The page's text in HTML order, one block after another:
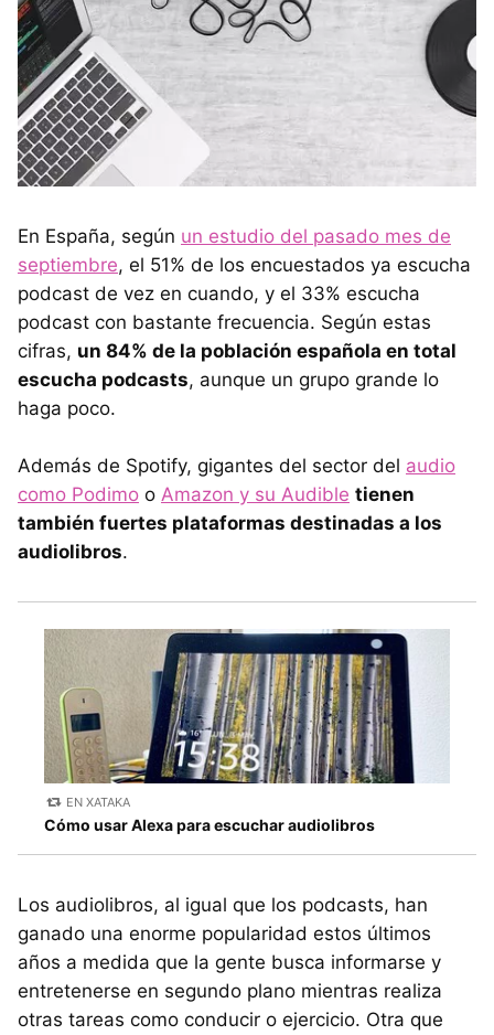
En España, según un estudio del pasado mes de
septiembre, el 51% de los encuestados ya escucha
podcast de vez en cuando, y el 33% escucha
podcast con bastante frecuencia. Según estas
cifras, un 84% de la población española en total
escucha podcasts, aunque un grupo grande lo
haga poco.
Además de Spotify, gigantes del sector del audio
como Podimo o Amazon y su Audible tienen
también fuertes plataformas destinadas a los
audiolibros.
EN XATAKA
Cómo usar Alexa para escuchar audiolibros
Los audiolibros, al igual que los podcasts, han
ganado una enorme popularidad estos últimos
años a medida que la gente busca informarse y
entretenerse en segundo plano mientras realiza
otras tareas como conducir o ejercicio. Otra que